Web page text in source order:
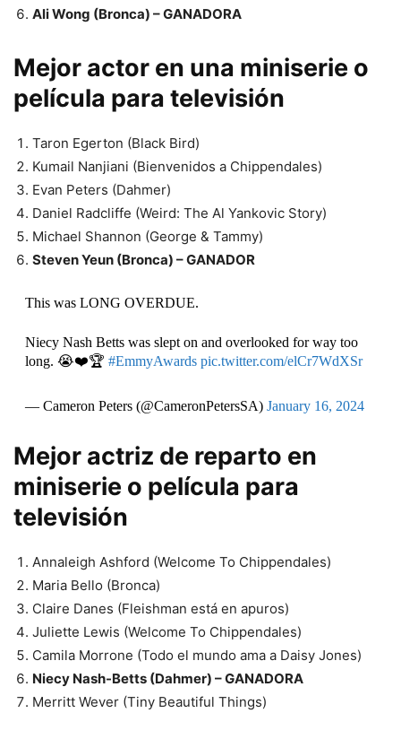
Ali Wong (Bronca) – GANADORA
Mejor actor en una miniserie o
película para televisión
Taron Egerton (Black Bird)
Kumail Nanjiani (Bienvenidos a Chippendales)
Evan Peters (Dahmer)
Daniel Radcliffe (Weird: The Al Yankovic Story)
Michael Shannon (George & Tammy)
Steven Yeun (Bronca) – GANADOR
This was LONG OVERDUE.
Niecy Nash Betts was slept on and overlooked for way too
long. 😭❤️🏆 #EmmyAwards pic.twitter.com/elCr7WdXSr
— Cameron Peters (@CameronPetersSA) January 16, 2024
Mejor actriz de reparto en
miniserie o película para
televisión
Annaleigh Ashford (Welcome To Chippendales)
Maria Bello (Bronca)
Claire Danes (Fleishman está en apuros)
Juliette Lewis (Welcome To Chippendales)
Camila Morrone (Todo el mundo ama a Daisy Jones)
Niecy Nash-Betts (Dahmer) – GANADORA
Merritt Wever (Tiny Beautiful Things)